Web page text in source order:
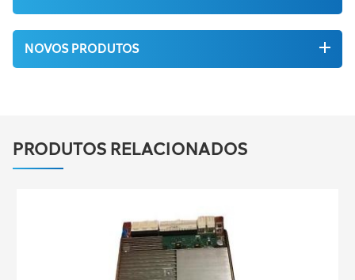
NOVOS PRODUTOS
PRODUTOS RELACIONADOS